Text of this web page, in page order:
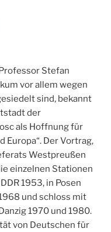
Professor Stefan
vor allem wegen
sind, bekannt
der
als Hoffnung für
Europa“. Der Vortrag,
Westpreußen
einzelnen Stationen
1953, in Posen
und schloss mit
1970 und 1980.
von Deutschen für